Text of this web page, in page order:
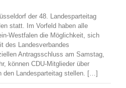
der 48. Landesparteitag
statt. Im Vorfeld haben alle
Westfalen die Möglichkeit, sich
des Landesverbandes
Antragsschluss am Samstag,
können CDU-Mitglieder über
den Landesparteitag stellen. […]